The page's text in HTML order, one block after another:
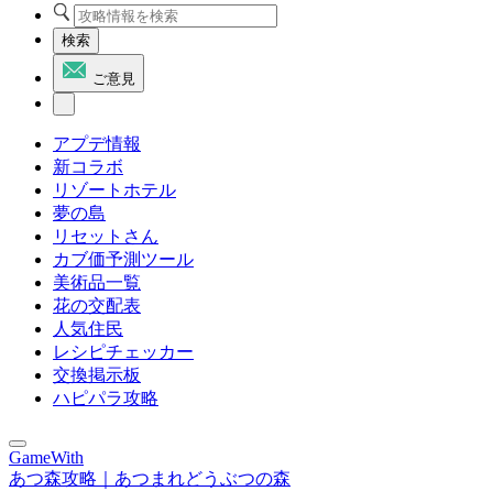
検索
ご意見
アプデ情報
新コラボ
リゾートホテル
夢の島
リセットさん
カブ価予測ツール
美術品一覧
花の交配表
人気住民
レシピチェッカー
交換掲示板
ハピパラ攻略
GameWith
あつ森攻略｜あつまれどうぶつの森